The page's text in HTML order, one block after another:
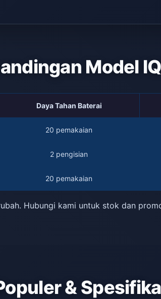
Model
Daya Tahan Baterai
20 pemakaian
2 pengisian
20 pemakaian
Hubungi kami untuk stok dan
&